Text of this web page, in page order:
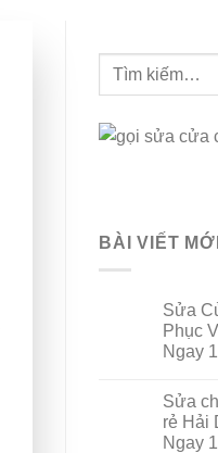
BÀI VIẾT MỚI
Sửa
Phục
Ngay
Sửa
rẻ Hải
Ngay